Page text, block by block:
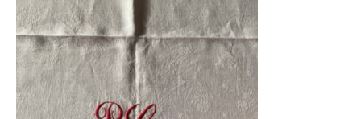
Tissus
Patchwork
Mercerie